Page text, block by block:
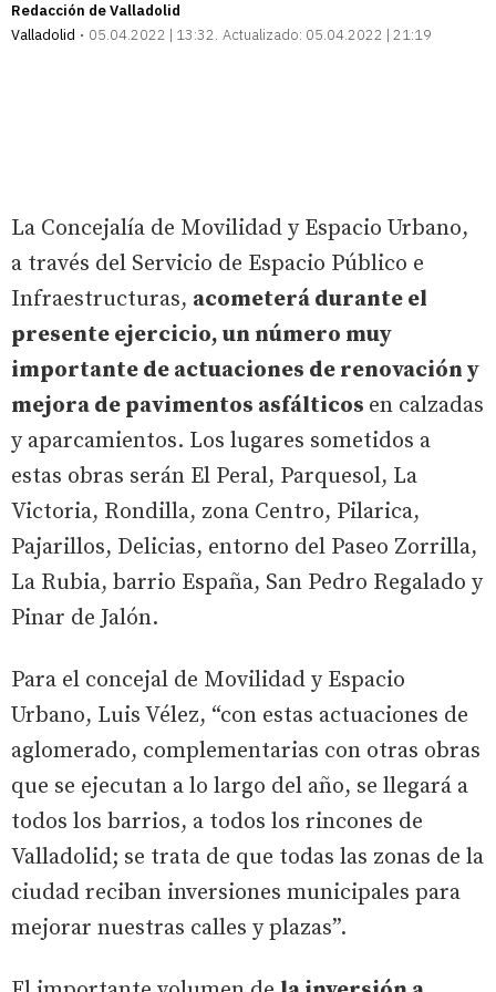
Redacción de Valladolid
Valladolid
05.04.2022 | 13:32 Actualizado: 05.04.2022 | 21:19
La Concejalía de Movilidad y Espacio Urbano,
a través del Servicio de Espacio Público e
Infraestructuras, acometerá durante el
presente ejercicio, un número muy
importante de actuaciones de renovación y
mejora de pavimentos asfálticos en calzadas
y aparcamientos. Los lugares sometidos a
estas obras serán El Peral, Parquesol, La
Victoria, Rondilla, zona Centro, Pilarica,
Pajarillos, Delicias, entorno del Paseo Zorrilla,
La Rubia, barrio España, San Pedro Regalado y
Pinar de Jalón.
Para el concejal de Movilidad y Espacio
Urbano, Luis Vélez, “con estas actuaciones de
aglomerado, complementarias con otras obras
que se ejecutan a lo largo del año, se llegará a
todos los barrios, a todos los rincones de
Valladolid; se trata de que todas las zonas de la
ciudad reciban inversiones municipales para
mejorar nuestras calles y plazas”.